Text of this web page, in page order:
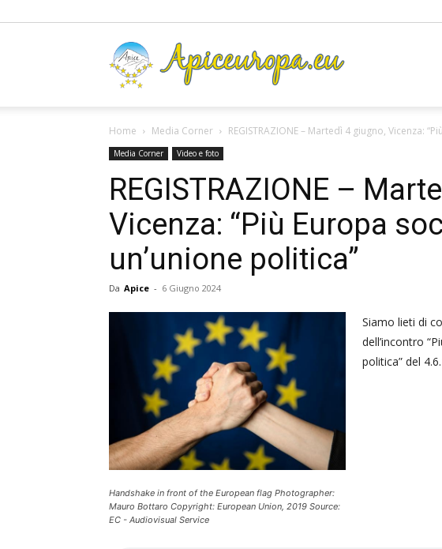
Home Media Corner REGISTRAZIONE – Martedì 4 giugno, Vicenza:
Media Corner Video e foto
REGISTRAZIONE –
Vicenza: “Più Europa
un’unione politica”
Da Apice - 6 Giugno 2024
Handshake in front of the European flag Photographer:
Mauro Bottaro Copyright: European Union, 2019 Source:
EC - Audiovisual Service
Siamo lieti di
dell’incontro
politica” del